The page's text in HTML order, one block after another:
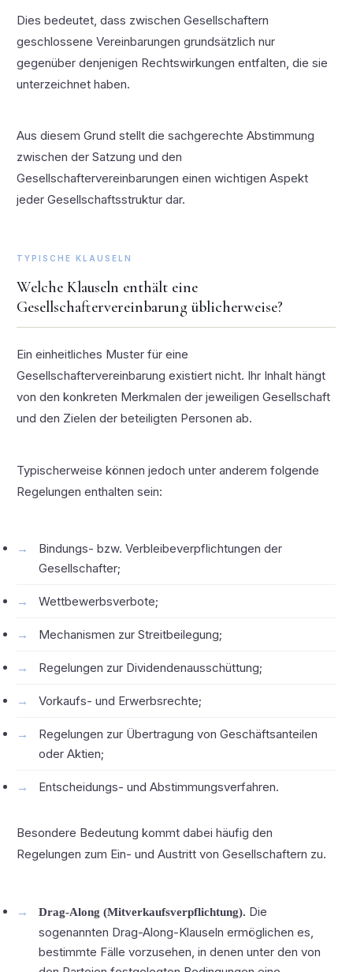
Dies bedeutet, dass zwischen Gesellschaftern
geschlossene Vereinbarungen grundsätzlich nur
gegenüber denjenigen Rechtswirkungen entfalten, die sie
unterzeichnet haben.
Aus diesem Grund stellt die sachgerechte Abstimmung
zwischen der Satzung und den
Gesellschaftervereinbarungen einen wichtigen Aspekt
jeder Gesellschaftsstruktur dar.
TYPISCHE KLAUSELN
Welche Klauseln enthält eine
Gesellschaftervereinbarung üblicherweise?
Ein einheitliches Muster für eine
Gesellschaftervereinbarung existiert nicht. Ihr Inhalt hängt
von den konkreten Merkmalen der jeweiligen Gesellschaft
und den Zielen der beteiligten Personen ab.
Typischerweise können jedoch unter anderem folgende
Regelungen enthalten sein:
Bindungs- bzw. Verbleibeverpflichtungen der
Gesellschafter;
Wettbewerbsverbote;
Mechanismen zur Streitbeilegung;
Regelungen zur Dividendenausschüttung;
Vorkaufs- und Erwerbsrechte;
Regelungen zur Übertragung von Geschäftsanteilen
oder Aktien;
Entscheidungs- und Abstimmungsverfahren.
Besondere Bedeutung kommt dabei häufig den
Regelungen zum Ein- und Austritt von Gesellschaftern zu.
Drag-Along (Mitverkaufsverpflichtung). Die
sogenannten Drag-Along-Klauseln ermöglichen es,
bestimmte Fälle vorzusehen, in denen unter den von